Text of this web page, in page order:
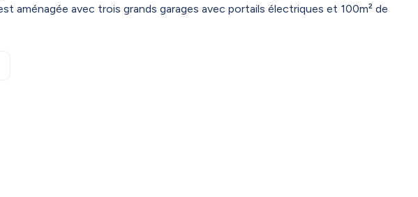
aménagée avec trois grands garages avec portails électriques et 100m² de